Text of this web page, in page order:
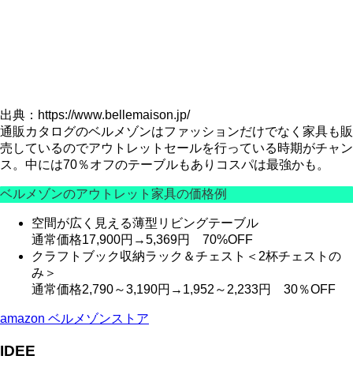
出典：https://www.bellemaison.jp/
通販カタログのベルメゾンはファッションだけでなく家具も販
売しているのでアウトレットセールを行っている時期がチャン
ス。中には70％オフのテーブルもありコスパは最強かも。
ベルメゾンのアウトレット家具の価格例
空間が広く見える薄型リビングテーブル
通常価格17,900円→5,369円 70%OFF
クラフトブック収納ラック＆チェスト＜2杯チェストの
み＞
通常価格2,790～3,190円→1,952～2,233円 30％OFF
amazon ベルメゾンストア
IDEE